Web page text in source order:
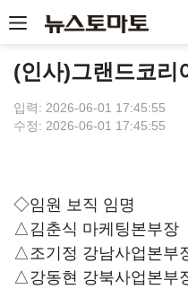
(인사)그랜드코리
입력: 2026-06-01 17:45:55
수정: 2026-06-01 17:45:55
◇임원 보직 임명
△김춘식 마케팅본부장
△조기정 강남사업본부
△강동현 강북사업본부